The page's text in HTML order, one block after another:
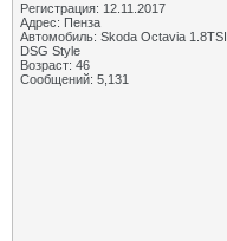
Регистрация: 12.11.2017
Адрес: Пенза
Автомобиль: Skoda Octavia 1.8TSI
DSG Style
Возраст: 46
Сообщений: 5,131